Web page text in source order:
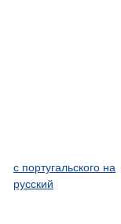
с португальского на
русский